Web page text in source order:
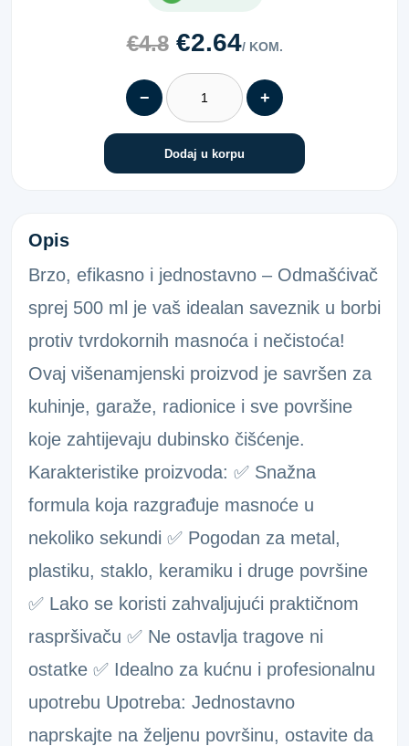
€4.8 €2.64/ KOM.
− +
Dodaj u korpu
ODMAŠĆIVAČ SPREJ NEONET 500 ML
Opis
Brzo, efikasno i jednostavno – Odmašćivač
sprej 500 ml je vaš idealan saveznik u borbi
protiv tvrdokornih masnoća i nečistoća!
Ovaj višenamjenski proizvod je savršen za
kuhinje, garaže, radionice i sve površine
koje zahtijevaju dubinsko čišćenje.
Karakteristike proizvoda: ✅ Snažna
formula koja razgrađuje masnoće u
nekoliko sekundi ✅ Pogodan za metal,
plastiku, staklo, keramiku i druge površine
✅ Lako se koristi zahvaljujući praktičnom
raspršivaču ✅ Ne ostavlja tragove ni
ostatke ✅ Idealno za kućnu i profesionalnu
upotrebu Upotreba: Jednostavno
naprskajte na željenu površinu, ostavite da